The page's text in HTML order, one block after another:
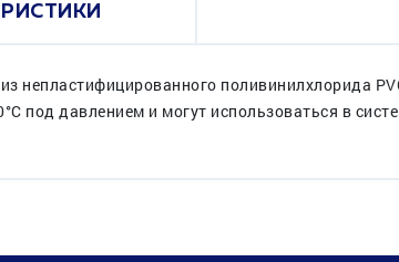
непластифицированного поливинилхлорида
под давлением и могут использоваться в